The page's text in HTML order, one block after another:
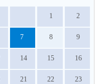
1 2
7 8 9
14 15 16
21 22 23